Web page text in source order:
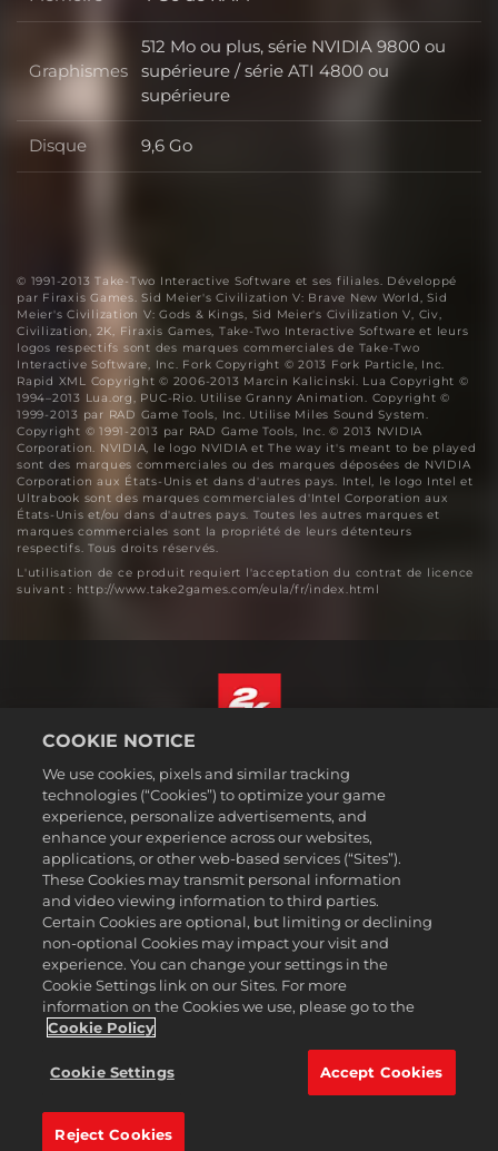
Mémoire
Graphismes Graphismes
512 Mo ou plus, série NVIDIA 9800 ou
supérieure / série ATI 4800 ou
supérieure
Disque Disque
9,6 Go
© 1991-2013 Take-Two Interactive Software et ses filiales. Développé
par Firaxis Games. Sid Meier's Civilization V: Brave New World, Sid
Meier's Civilization V: Gods & Kings, Sid Meier's Civilization V, Civ,
Civilization, 2K, Firaxis Games, Take-Two Interactive Software et leurs
logos respectifs sont des marques commerciales de Take-Two
Interactive Software, Inc. Fork Copyright © 2013 Fork Particle, Inc.
Rapid XML Copyright © 2006-2013 Marcin Kalicinski. Lua Copyright ©
1994–2013 Lua.org, PUC-Rio. Utilise Granny Animation. Copyright ©
1999-2013 par RAD Game Tools, Inc. Utilise Miles Sound System.
Copyright © 1991-2013 par RAD Game Tools, Inc. © 2013 NVIDIA
Corporation. NVIDIA, le logo NVIDIA et The way it's meant to be played
sont des marques commerciales ou des marques déposées de NVIDIA
Corporation aux États-Unis et dans d'autres pays. Intel, le logo Intel et
Ultrabook sont des marques commerciales d'Intel Corporation aux
États-Unis et/ou dans d'autres pays. Toutes les autres marques et
marques commerciales sont la propriété de leurs détenteurs
respectifs. Tous droits réservés.
L'utilisation de ce produit requiert l'acceptation du contrat de licence
suivant : http://www.take2games.com/eula/fr/index.html
Mentions légales
Politique de confidentialité
Politique sur les cookies
Support
Ne pas vendre ou partager mes informations personnelles
Suivi et remboursement de commande
Partenaires publicitaires 2K
©2016-2026 Take-Two Interactive Software Inc. 2K, Firaxis Games,
Civilization, and their respective logos are trademarks of Take-Two
Interactive Software, Inc. All rights reserved.
sont la propriété de leurs détenteurs respectifs.
Français
COOKIE NOTICE
We use cookies, pixels and similar tracking
technologies (“Cookies”) to optimize your game
experience, personalize advertisements, and
enhance your experience across our websites,
applications, or other web-based services (“Sites”).
These Cookies may transmit personal information
and video viewing information to third parties.
Certain Cookies are optional, but limiting or declining
non-optional Cookies may impact your visit and
experience. You can change your settings in the
Cookie Settings link on our Sites. For more
information on the Cookies we use, please go to the
Cookie Policy
Cookie Settings Accept Cookies
Reject Cookies